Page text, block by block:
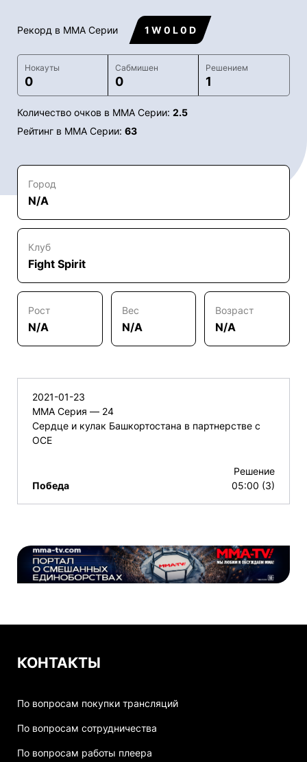
Рекорд в ММА Серии 1 W 0 L 0 D
Нокауты
0
Сабмишен
0
Решением
1
Количество очков в ММА Серии: 2.5
Рейтинг в ММА Серии: 63
Город
N/A
Клуб
Fight Spirit
Рост
N/A
Вес
N/A
Возраст
N/A
2021-01-23
ММА Серия — 24
Сердце и кулак Башкортостана в партнерстве с
ОСЕ
Победа
Решение
05:00 (3)
КОНТАКТЫ
По вопросам покупки трансляций
По вопросам сотрудничества
По вопросам работы плеера